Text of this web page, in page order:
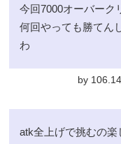
今回7000オーバーク
何回やっても勝てん
わ
by
atk全上げで挑むの楽